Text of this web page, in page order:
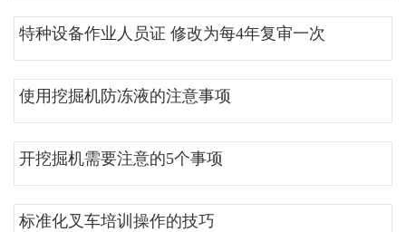
特种设备作业人员证 修改为每4年复审一次
使用挖掘机防冻液的注意事项
开挖掘机需要注意的5个事项
标准化叉车培训操作的技巧